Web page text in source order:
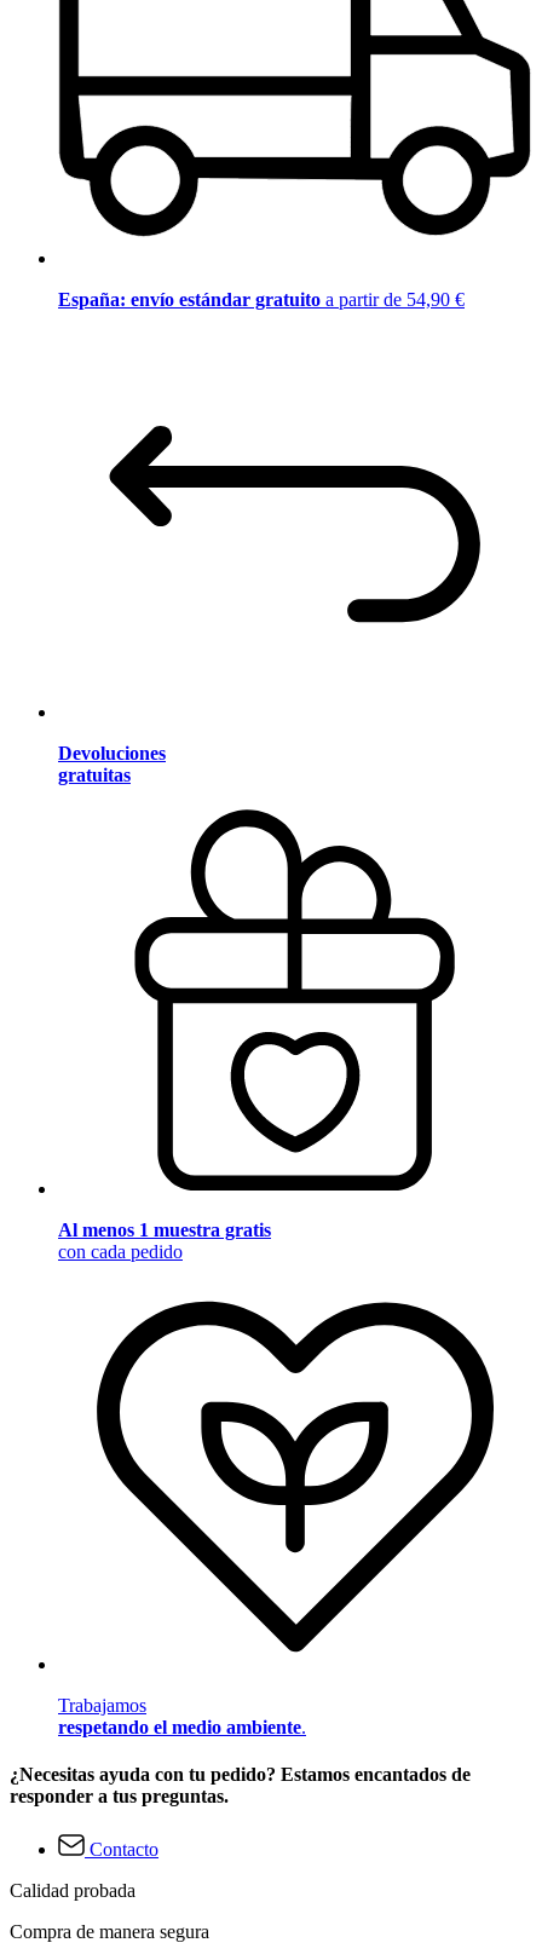
España: envío estándar gratuito a partir de 54,90 €
Devoluciones
gratuitas
Al menos 1 muestra gratis
con cada pedido
Trabajamos
respetando el medio ambiente.
¿Necesitas ayuda con tu pedido? Estamos encantados de
responder a tus preguntas.
Contacto
Calidad probada
Compra de manera segura